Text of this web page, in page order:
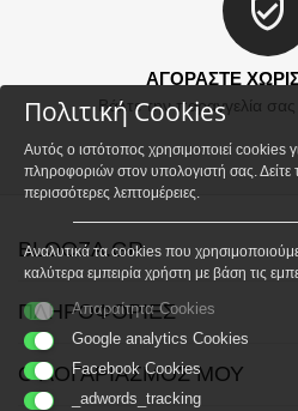
ΑΓΟΡΑΣΤΕ
Βάλτε την παραγγελία
BLOOZA.GR
ΠΛΗΡΟΦΟΡΙΕΣ
Ο ΛΟΓΑΡΙΑΣΜΟΣ ΜΟΥ
Πολιτική Cookies
Αυτός ο ιστότοπος χρησιμοποιεί cookies
πληροφοριών στον υπολογιστή σας. Δείτε
περισσότερες λεπτομέρειες.
Αναλυτικά τα cookies που
καλύτερα εμπειρία χρήστη με βάση τις
Απαραίτητα Cookies
Google analytics Cookies
Facebook Cookies
_adwords_tracking